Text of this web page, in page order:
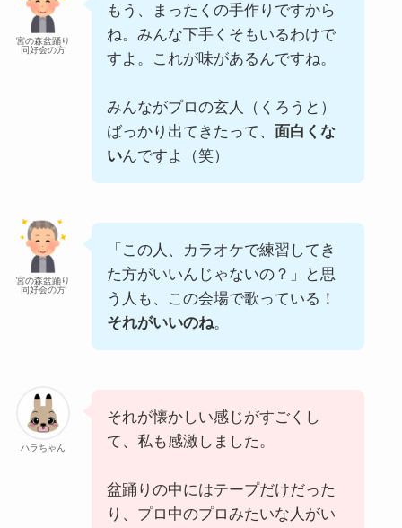
宮の森盆踊り
同好会の方
もう、まったくの手作りですから
ね。みんな下手くそもいるわけで
すよ。これが味があるんですね。
みんながプロの玄人（くろうと）
ばっかり出てきたって、 面白くな
いんですよ（笑）
宮の森盆踊り
同好会の方
「この人、カラオケで練習してき
た方がいいんじゃないの？」と思
う人も、この会場で歌っている！
それがいいのね。
ハラちゃん
それが懐かしい感じがすごくし
て、私も感激しました。
盆踊りの中にはテープだけだった
り、プロ中のプロみたいな人がい